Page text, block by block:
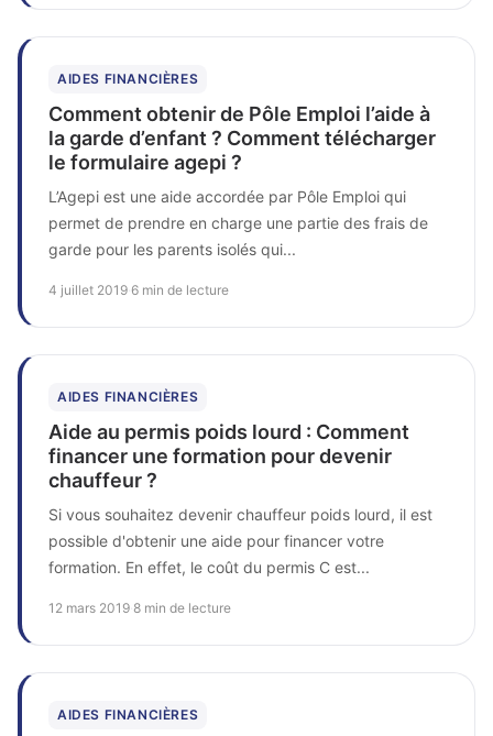
AIDES FINANCIÈRES
Comment obtenir de Pôle Emploi l’aide à
la garde d’enfant ? Comment télécharger
le formulaire agepi ?
L’Agepi est une aide accordée par Pôle Emploi qui
permet de prendre en charge une partie des frais de
garde pour les parents isolés qui...
4 juillet 2019 6 min de lecture
AIDES FINANCIÈRES
Aide au permis poids lourd : Comment
financer une formation pour devenir
chauffeur ?
Si vous souhaitez devenir chauffeur poids lourd, il est
possible d'obtenir une aide pour financer votre
formation. En effet, le coût du permis C est...
12 mars 2019 8 min de lecture
AIDES FINANCIÈRES